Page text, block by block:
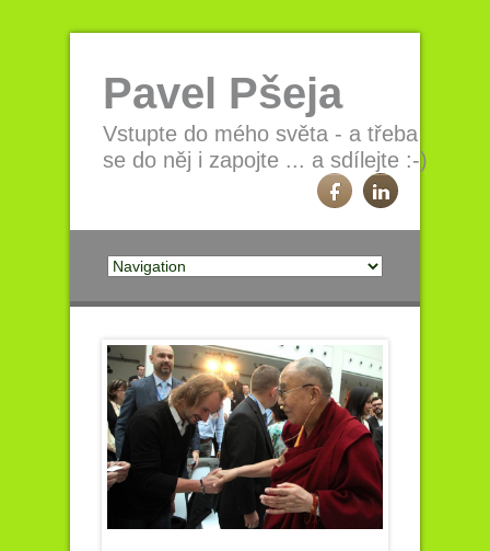
Pavel Pšeja
Vstupte do mého světa - a třeba
se do něj i zapojte ... a sdílejte :-)